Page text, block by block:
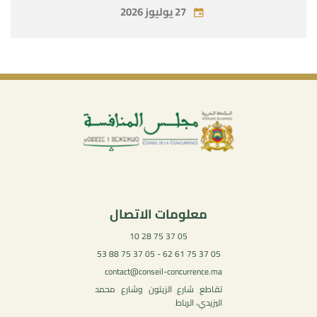
27 يوليوز 2026
معلومات الاتصال
05 37 75 28 10
05 37 75 61 62 - 05 37 75 88 53
contact@conseil-concurrence.ma
تقاطع شارع الزيتون وشارع محمد
اليزيدي، الرباط